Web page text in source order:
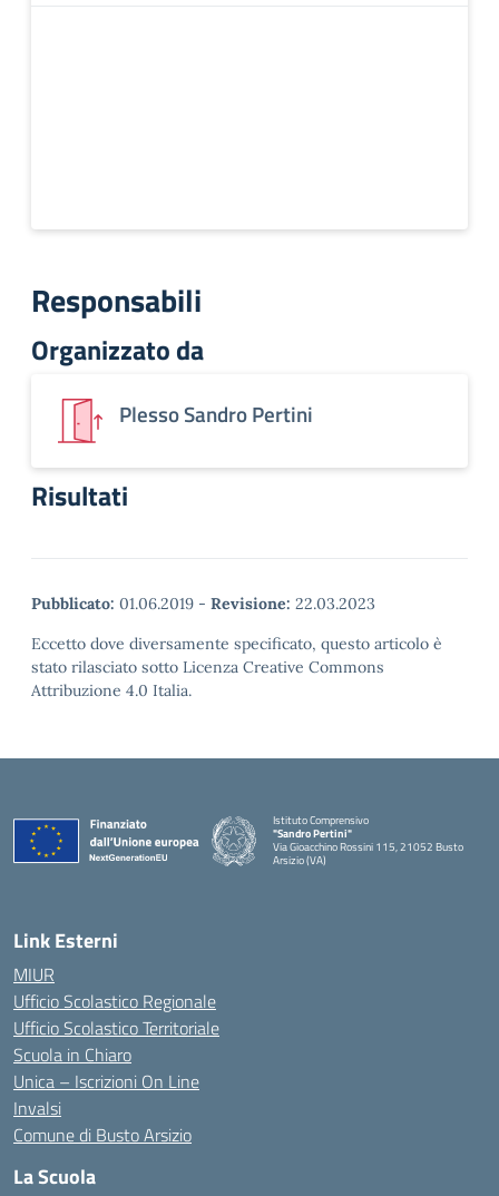
Responsabili
Organizzato da
Plesso Sandro Pertini
Risultati
Pubblicato: 01.06.2019 - Revisione: 22.03.2023
Eccetto dove diversamente specificato, questo articolo è
stato rilasciato sotto Licenza Creative Commons
Attribuzione 4.0 Italia.
Istituto Comprensivo
"Sandro Pertini"
Via Gioacchino Rossini 115, 21052 Busto
Arsizio (VA)
Link Esterni
MIUR
Ufficio Scolastico Regionale
Ufficio Scolastico Territoriale
Scuola in Chiaro
Unica – Iscrizioni On Line
Invalsi
Comune di Busto Arsizio
La Scuola